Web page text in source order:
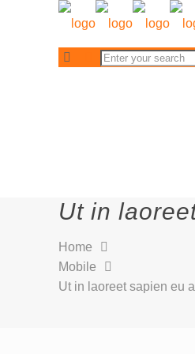
Ut in
Home
Mobile
Ut in laoreet sapien eu